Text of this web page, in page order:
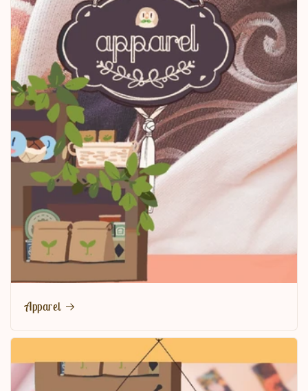
Apparel